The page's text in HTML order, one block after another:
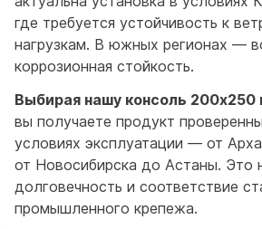
где требуется устойчивость к
нагрузкам. В южных регионах —
коррозионная стойкость.
Выбирая нашу консоль 200x250
вы получаете продукт
условиях эксплуатации — от
от Новосибирска до Астаны. Это
долговечность и соответствие
промышленного крепежа.